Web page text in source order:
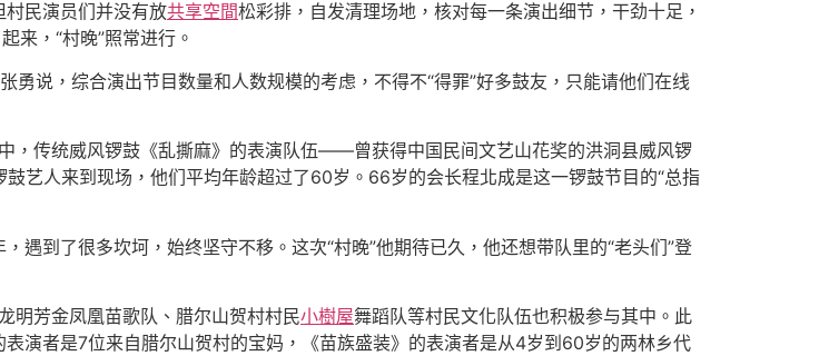
民演员们并没有放共享空間松彩排，自发清理场地，核对每一条演出细节，干劲十足，
来，“村晚”照常进行。
说，综合演出节目数量和人数规模的考虑，不得不“得罪”好多鼓友，只能请他们在线
，传统威风锣鼓《乱撕麻》的表演队伍——曾获得中国民间文艺山花奖的洪洞县威风锣
艺人来到现场，他们平均年龄超过了60岁。66岁的会长程北成是这一锣鼓节目的“总指
遇到了很多坎坷，始终坚守不移。这次“村晚”他期待已久，他还想带队里的“老头们”登
明芳金凤凰苗歌队、腊尔山贺村村民小樹屋舞蹈队等村民文化队伍也积极参与其中。此
演者是7位来自腊尔山贺村的宝妈，《苗族盛装》的表演者是从4岁到60岁的两林乡代